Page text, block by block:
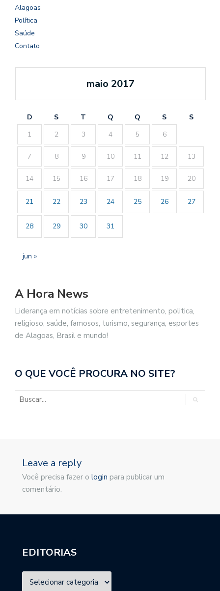
Alagoas
Política
Saúde
Contato
maio 2017
D S T Q Q S
S
1
2 3 4 5 6
7 8 9 10 11 12 13
14 15 16 17 18 19 20
21 22 23 24 25 26 27
28 29 30 31
jun »
A Hora News
Liderança em notícias sobre entretenimento, politica,
religioso, saúde, famosos, turismo, segurança, esportes
de Alagoas, Brasil e mundo!
O QUE VOCÊ PROCURA NO SITE?
Leave a reply
Você precisa fazer o login para publicar um
comentário.
EDITORIAS